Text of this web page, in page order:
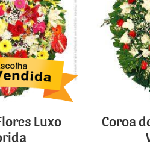
Luxo
Coroa